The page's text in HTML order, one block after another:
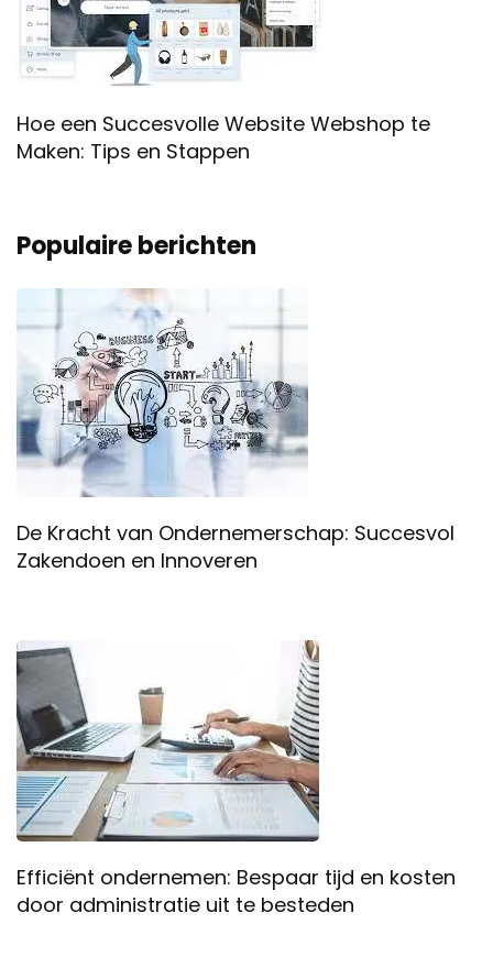
Hoe een Succesvolle Website Webshop te
Maken: Tips en Stappen
Populaire berichten
De Kracht van Ondernemerschap: Succesvol
Zakendoen en Innoveren
Efficiënt ondernemen: Bespaar tijd en kosten
door administratie uit te besteden